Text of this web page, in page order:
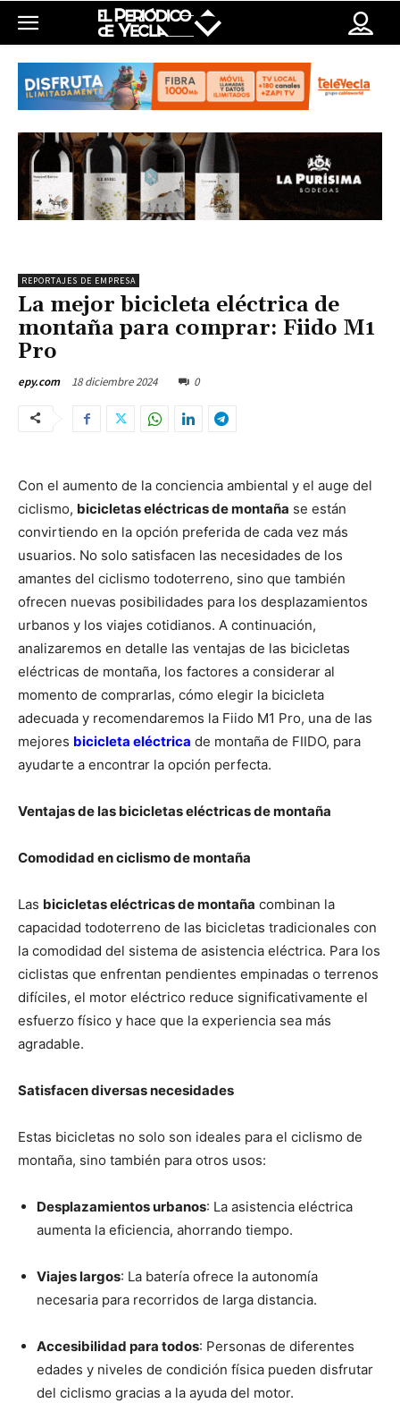
REPORTAJES DE EMPRESA
La mejor bicicleta eléctrica de
montaña para comprar: Fiido M1
Pro
epy.com 18 diciembre 2024 0
Con el aumento de la conciencia ambiental y el auge del
ciclismo, bicicletas eléctricas de montaña se están
convirtiendo en la opción preferida de cada vez más
usuarios. No solo satisfacen las necesidades de los
amantes del ciclismo todoterreno, sino que también
ofrecen nuevas posibilidades para los desplazamientos
urbanos y los viajes cotidianos. A continuación,
analizaremos en detalle las ventajas de las bicicletas
eléctricas de montaña, los factores a considerar al
momento de comprarlas, cómo elegir la bicicleta
adecuada y recomendaremos la Fiido M1 Pro, una de las
mejores bicicleta eléctrica de montaña de FIIDO, para
ayudarte a encontrar la opción perfecta.
Ventajas de las bicicletas eléctricas de montaña
Comodidad en ciclismo de montaña
Las bicicletas eléctricas de montaña combinan la
capacidad todoterreno de las bicicletas tradicionales con
la comodidad del sistema de asistencia eléctrica. Para los
ciclistas que enfrentan pendientes empinadas o terrenos
difíciles, el motor eléctrico reduce significativamente el
esfuerzo físico y hace que la experiencia sea más
agradable.
Satisfacen diversas necesidades
Estas bicicletas no solo son ideales para el ciclismo de
montaña, sino también para otros usos:
Desplazamientos urbanos: La asistencia eléctrica
aumenta la eficiencia, ahorrando tiempo.
Viajes largos: La batería ofrece la autonomía
necesaria para recorridos de larga distancia.
Accesibilidad para todos: Personas de diferentes
edades y niveles de condición física pueden disfrutar
del ciclismo gracias a la ayuda del motor.